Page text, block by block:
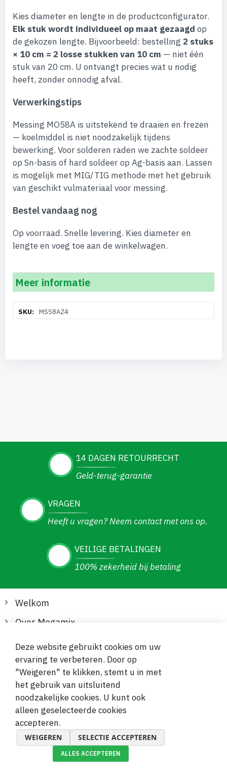
Kies diameter en lengte in de productconfigurator.
Elk stuk wordt individueel op maat gezaagd op
de gekozen lengte. Bijvoorbeeld: bestelling 2 stuks
× 10 cm = 2 losse stukken van 10 cm — niet één
stuk van 20 cm. U ontvangt precies wat u nodig
heeft, zonder onnodig afval.
Verwerkingstips
Messing MO58A is uitstekend te draaien en frezen
— koelmiddel is niet noodzakelijk tijdens
bewerking. Voor solderen raden we zachte soldeer
op Sn-basis of hard soldeer op Ag-basis aan. Lassen
is mogelijk met MIG/TIG methode met het gebruik
van geschikt vulmateriaal voor messing.
Bestel vandaag nog
Op voorraad. Snelle levering. Kies diameter en
lengte en voeg toe aan de winkelwagen.
Meer informatie
informatieMS58AZ4
14 DAGEN RETOURRECHT
Geld-terug-garantie
VRAGEN
Heeft u vragen? Neem contact met ons op.
VEILIGE BETALINGEN
100% zekerheid bij betaling
Welkom
Over Megamix
Informatie
Klantenservice
Veilige en gemakkelijke betalingen
Deze website gebruikt cookies om uw
ervaring te verbeteren. Door op
"Weigeren" te klikken, stemt u in met
het gebruik van uitsluitend
noodzakelijke cookies. U kunt ook
alleen geselecteerde cookies
accepteren.
WEIGEREN SELECTIE ACCEPTEREN
ALLES ACCEPTEREN